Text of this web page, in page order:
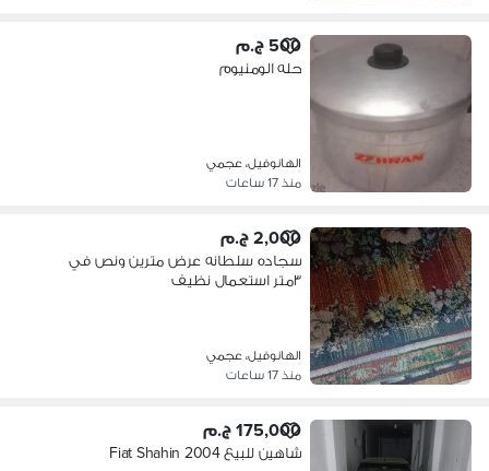
500 ج.م
حله الومنيوم
الهانوفيل، عجمي
منذ 17 ساعات
2,000 ج.م
سجاده سلطانه عرض مترين ونص في
٣متر استعمال نظيف
الهانوفيل، عجمي
منذ 17 ساعات
175,000 ج.م
شاهين للبيع Fiat Shahin 2004